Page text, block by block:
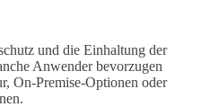
und die Einhaltung der
Anwender bevorzugen
On-Premise-Optionen oder